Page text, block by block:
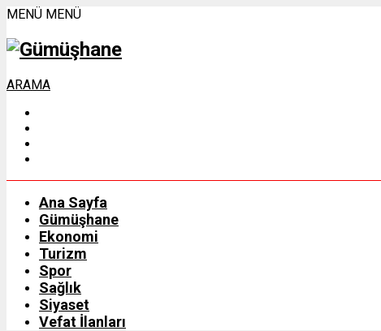
MENÜ MENÜ
ARAMA
Ana Sayfa
Gümüşhane
Ekonomi
Turizm
Spor
Sağlık
Siyaset
Vefat İlanları